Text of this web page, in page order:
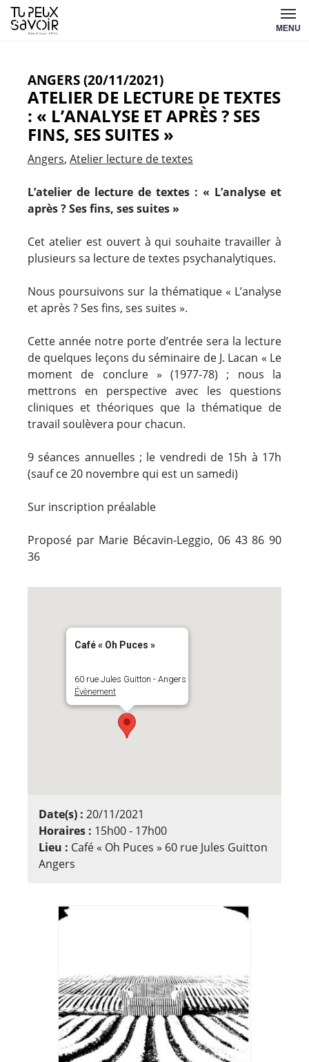
Aller
au
MENU
ANGERS (20/11/2021)
ATELIER DE LECTURE DE TEXTES
: « L’ANALYSE ET APRÈS ? SES
FINS, SES SUITES »
Angers Atelier lecture de textes
L’atelier de lecture de textes : « L’analyse et
après ? Ses fins, ses suites »
Cet atelier est ouvert à qui souhaite travailler à
plusieurs sa lecture de textes psychanalytiques.
Nous poursuivons sur la thématique « L’analyse
et après ? Ses fins, ses suites ».
Cette année notre porte d’entrée sera la lecture
de quelques leçons du séminaire de J. Lacan « Le
moment de conclure » (1977-78) ; nous la
mettrons en perspective avec les questions
cliniques et théoriques que la thématique de
travail soulèvera pour chacun.
9 séances annuelles ; le vendredi de 15h à 17h
(sauf ce 20 novembre qui est un samedi)
Sur inscription préalable
Proposé par Marie Bécavin-Leggio, 06 43 86 90
36
Café « Oh Puces »
60 rue Jules Guitton - Angers
Évènement
Date(s) : 20/11/2021
Horaires : 15h00 - 17h00
Lieu : Café « Oh Puces » 60 rue Jules Guitton
Angers